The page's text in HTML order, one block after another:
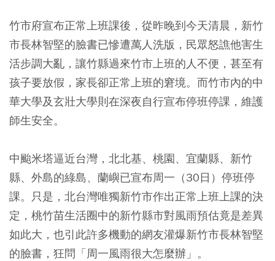
竹市府宣布正常上班課後，從昨晚到今天清晨，新竹
市長林智堅的臉書已慘遭萬人洗版，民眾怒譙他害生
活步調大亂，讓竹縣過來竹市上班的人不便，甚至有
孩子要放假，家長卻正常上班的窘境。而竹市內的中
華大學及玄壯大學則在深夜自行宣布停班停課，維護
師生安全。
中颱米塔逼近台灣，北北基、桃園、宜蘭縣、新竹
縣、外島的綠島、蘭嶼已宣布周一（30日）停班停
課。只是，北台灣唯獨新竹市作出正常上班上課的決
定，桃竹苗生活圈中的新竹縣市對風雨預估竟是差異
如此大，也引此許多機動的網友灌爆新竹市長林智堅
的臉書，狂問「周一風雨很大怎麼辦」。